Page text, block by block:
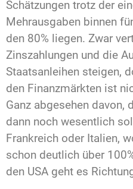
Schätzungen trotz der
Mehrausgaben binnen
den 80% liegen. Zwar
Zinszahlungen und die
Staatsanleihen steigen,
den Finanzmärkten ist
Ganz abgesehen davon,
dann noch wesentlich
Frankreich oder Italien,
schon deutlich über
den USA geht es